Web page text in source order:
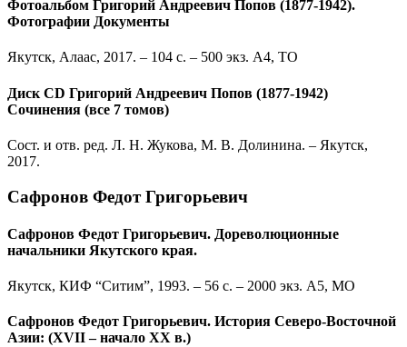
Фотоальбом Григорий Андреевич Попов (1877-1942).
Фотографии Документы
Якутск, Алаас, 2017. – 104 с. – 500 экз. А4, ТО
Диск CD Григорий Андреевич Попов (1877-1942)
Сочинения (все 7 томов)
Сост. и отв. ред. Л. Н. Жукова, М. В. Долинина. – Якутск,
2017.
Сафронов Федот Григорьевич
Сафронов Федот Григорьевич. Дореволюционные
начальники Якутского края.
Якутск, КИФ “Ситим”, 1993. – 56 с. – 2000 экз. А5, МО
Сафронов Федот Григорьевич. История Северо-Восточной
Азии: (XVII – начало XX в.)